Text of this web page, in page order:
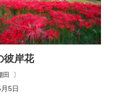
5日
田
彼岸花